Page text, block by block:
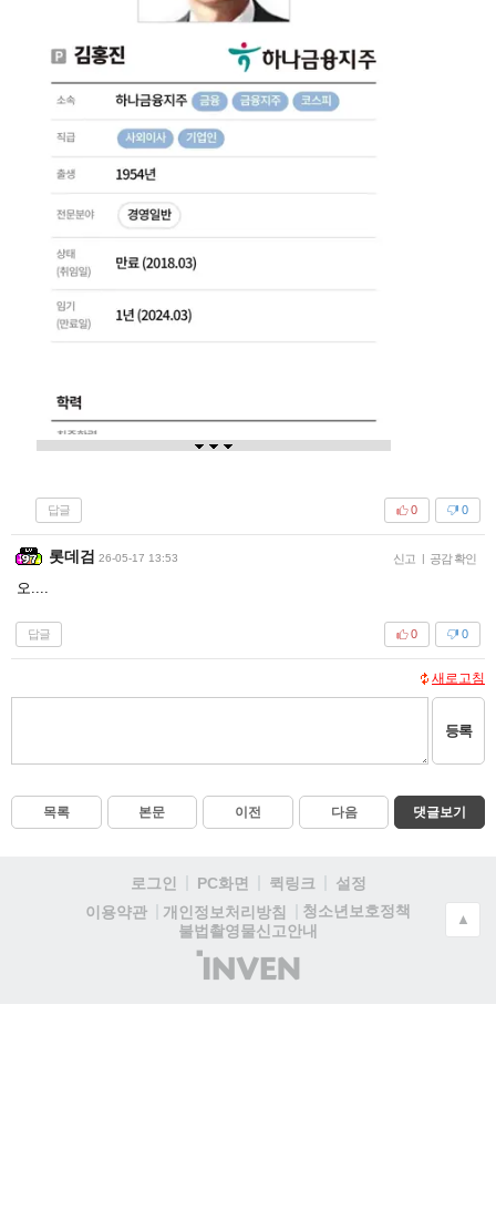
답글 0
0
롯데검 26-05-17 13:53 신고 | 공감 확인
오....
답글 0
0
새로고침
등록
목록 본문 이전 다음 댓글보기
로그인 PC화면 퀵링크
설정
이용약관
개인정보처리방침
청소년보호정책
불법촬영물신고안내
(주)
인
▲